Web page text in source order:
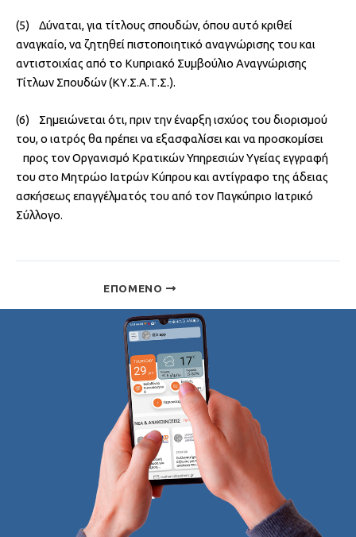
(5) Δύναται, για τίτλους σπουδών, όπου αυτό κριθεί
αναγκαίο, να ζητηθεί πιστοποιητικό αναγνώρισης του και
αντιστοιχίας από το Κυπριακό Συμβούλιο Αναγνώρισης
Τίτλων Σπουδών (ΚΥ.Σ.Α.Τ.Σ.).
(6) Σημειώνεται ότι, πριν την έναρξη ισχύος του διορισμού
του, ο ιατρός θα πρέπει να εξασφαλίσει και να προσκομίσει
προς τον Οργανισμό Κρατικών Υπηρεσιών Υγείας εγγραφή
του στο Μητρώο Ιατρών Κύπρου και αντίγραφο της άδειας
ασκήσεως επαγγέλματός του από τον Παγκύπριο Ιατρικό
Σύλλογο.
ΕΠΌΜΕΝΟ